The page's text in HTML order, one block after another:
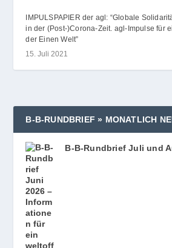
IMPULSPAPIER der agl: “Globale
in der (Post-)Corona-Zeit. agl-Impulse für
der Einen Welt”
15. Juli 2021
B‑B‑RUNDBRIEF » MONATLICH
B‑B-Rundbrief Juli und